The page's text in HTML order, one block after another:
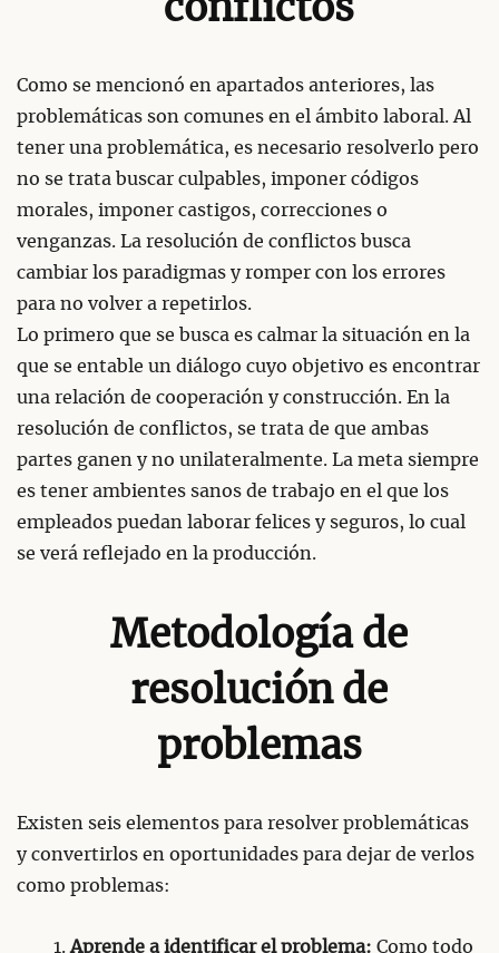
conflictos
Como se mencionó en apartados anteriores, las
problemáticas son comunes en el ámbito laboral. Al
tener una problemática, es necesario resolverlo pero
no se trata buscar culpables, imponer códigos
morales, imponer castigos, correcciones o
venganzas. La resolución de conflictos busca
cambiar los paradigmas y romper con los errores
para no volver a repetirlos.
Lo primero que se busca es calmar la situación en la
que se entable un diálogo cuyo objetivo es encontrar
una relación de cooperación y construcción. En la
resolución de conflictos, se trata de que ambas
partes ganen y no unilateralmente. La meta siempre
es tener ambientes sanos de trabajo en el que los
empleados puedan laborar felices y seguros, lo cual
se verá reflejado en la producción.
Metodología de
resolución de
problemas
Existen seis elementos para resolver problemáticas
y convertirlos en oportunidades para dejar de verlos
como problemas:
Aprende a identificar el problema: Como todo